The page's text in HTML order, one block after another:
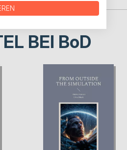
BEI BoD